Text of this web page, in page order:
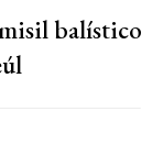
balístico